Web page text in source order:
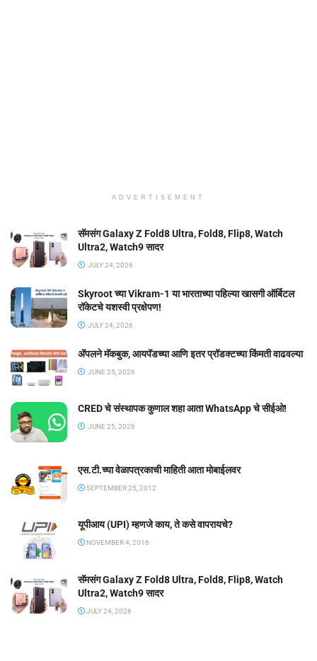
ADVERTISEMENT
सॅमसंग Galaxy Z Fold8 Ultra, Fold8, Flip8, Watch
Ultra2, Watch9 सादर
JULY 24, 2026
Skyroot च्या Vikram-1 या भारताच्या पहिल्या खासगी ऑर्बिटल
रॉकेटचे यशस्वी प्रक्षेपण!
JULY 24, 2026
ॲपलने मॅकबुक, आयपॅडच्या आणि इतर प्रॉडक्टच्या किंमती वाढवल्या
JUNE 25, 2026
CRED चे संस्थापक कुणाल शहा आता WhatsApp चे सीईओ!
JUNE 25, 2026
एस.टी.च्या वेळापत्रकाची माहिती आता मोबाईलवर
SEPTEMBER 25, 2012
यूपीआय (UPI) म्हणजे काय, ते कसे वापरायचे?
NOVEMBER 4, 2016
सॅमसंग Galaxy Z Fold8 Ultra, Fold8, Flip8, Watch
Ultra2, Watch9 सादर
JULY 24, 2026